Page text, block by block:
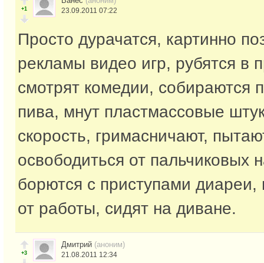
+1 23.09.2011 07:22
Просто дурачатся, картинно
рекламы видео игр, рубятся в
смотрят комедии, собираются
пива, мнут пластмассовые
скорость, гримасничают,
освободиться от пальчиковых
борются с приступами диареи,
от работы, сидят на диване.
+3
Дмитрий (аноним)
21.08.2011 12:34